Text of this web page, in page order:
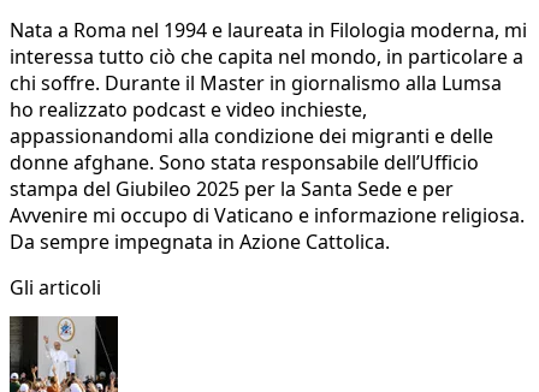
Nata a Roma nel 1994 e laureata in Filologia moderna, mi
interessa tutto ciò che capita nel mondo, in particolare a
chi soffre. Durante il Master in giornalismo alla Lumsa
ho realizzato podcast e video inchieste,
appassionandomi alla condizione dei migranti e delle
donne afghane. Sono stata responsabile dell’Ufficio
stampa del Giubileo 2025 per la Santa Sede e per
Avvenire mi occupo di Vaticano e informazione religiosa.
Da sempre impegnata in Azione Cattolica.
Gli articoli